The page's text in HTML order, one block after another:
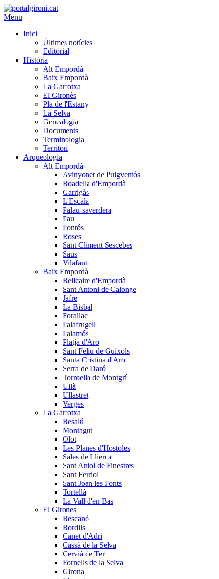
Menu
Inici
Últimes notícies
Editorial
Història
Alt Empordà
Baix Empordà
La Garrotxa
El Gironès
Pla de l'Estany
La Selva
Genealogia
Documents
Terminologia
Territori
Arqueologia
Alt Empordà
Avinyonet de Puigventós
Boadella d'Empordà
Garrigàs
L'Escala
Palau-saverdera
Pau
Pontós
Roses
Sant Climent Sescebes
Saus
Vilafant
Baix Empordà
Bellcaire d'Empordà
Sant Antoni de Calonge
Jafre
La Bisbal
Forallac
Palafrugell
Palamós
Platja d'Aro
Sant Feliu de Guíxols
Santa Cristina d'Aro
Serra de Daró
Torroella de Montgrí
Ullà
Ullastret
Verges
La Garrotxa
Besalú
Montagut
Olot
Les Planes d'Hostoles
Sales de Llierca
Sant Aniol de Finestres
Sant Ferriol
Sant Joan les Fonts
Tortellà
La Vall d'en Bas
El Gironès
Bescanó
Bordils
Canet d'Adri
Cassà de la Selva
Cervià de Ter
Fornells de la Selva
Girona